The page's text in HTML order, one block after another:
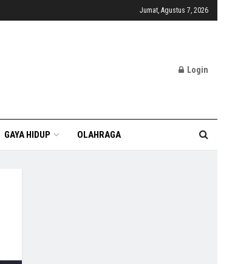
Jumat, Agustus 7, 2026
Login
GAYA HIDUP OLAHRAGA